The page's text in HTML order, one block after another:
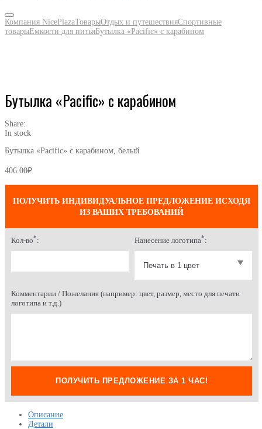
Компания NicePlazaТоварыОтдых и путешествияСпортивные
товарыЕмкости для питьяБутылка «Pacific» с карабином
Бутылка «Pacific» с карабином
Share:
In stock
Бутылка «Pacific» с карабином, белый
406.00₽
ПОЛУЧИТЬ ИНДИВИДУАЛЬНОЕ ПРЕДЛОЖЕНИЕ ИСХОДЯ
ИЗ ВАШИХ ТРЕБОВАНИЙ
Кол-во*: Нанесение логотипа*:
Комментарии / Пожелания (например: цвет, размер, место для печати
логотипа и т.д.)
ПОЛУЧИТЬ ПРЕДЛОЖЕНИЕ ЗА 1 ЧАС!
Описание
Детали